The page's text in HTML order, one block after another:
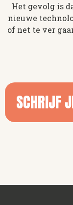
Het gevolg is
nieuwe
of net te ver
SCHRIJF